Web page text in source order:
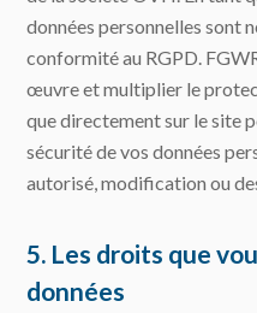
données personnelles sont
conformité au RGPD.
œuvre et multiplier le
que directement sur le site
sécurité de vos données
autorisé, modification ou
5. Les droits que
données